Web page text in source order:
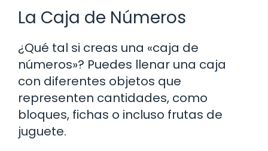
La Caja de Números
¿Qué tal si creas una «caja de
números»? Puedes llenar una caja
con diferentes objetos que
representen cantidades, como
bloques, fichas o incluso frutas de
juguete.